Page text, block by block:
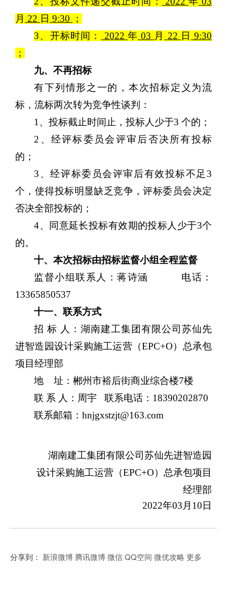
月 22 日 9:30
；
3、开标时间：
2022 年 03 月 22 日 9:30
；
九、不再招标
有下列情形之一的，本次招标定义为流
标，流标两次转为竞争性谈判
：
1、投标截止时间止，投标人少于3 个的；
2、经评标委员会评审后否决所有投标
的；
3、经评标委员会评审后有效投标不足3
个，使得投标明显缺乏竞争，评标委员会决定
否决全部投标的；
4、同意延长投标有效期的投标人少于3个
的。
十、本次招标由招标监督小组全程监督
监督小组联系人：蒋诗涵
电话：
13365850537
十一、联系方式
招 标 人：湖南建工集团有限公司苏仙先
进智造园设计采购施工运营（EPC+O）总承包
项目经理部
地 址：郴州市裕后街商业综合楼7楼
联 系 人： 周宇 联系电话： 18390202870
联系邮箱：hnjgxstzjt@163.com
湖南建工集团有限公司苏仙先进智造园
设计采购施工运营（EPC+O）总承包项目
经理部
2022年03 月 10 日
分享到： 新浪微博 腾讯微博微信QQ空间 微优攻略 更多